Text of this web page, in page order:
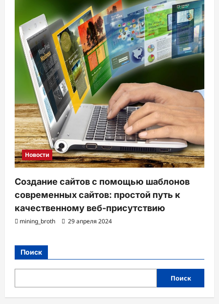
Новости
Создание сайтов с помощью шаблонов
современных сайтов: простой путь к
качественному веб-присутствию
mining_broth 29 апреля 2024
Поиск
Поиск